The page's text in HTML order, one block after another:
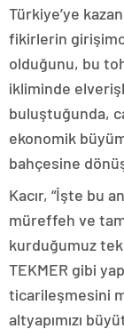
Türkiye’ye
fikirlerin
olduğunu, bu
ikliminde
buluştuğunda,
ekonomik
bahçesine
Kacır, “İşte bu
müreffeh ve tam
kurduğumuz
TEKMER gibi
ticarileşmesini
altyapımızı